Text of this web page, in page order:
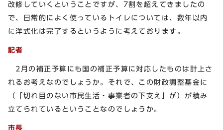
改修していくということですが、7割を超えてきましたの
で、日常的によく使っているトイレについては、数年以内
に洋式化は完了するというように考えております。
記者
2月の補正予算にも国の補正予算に対応したものは計上さ
れるお考えなのでしょうか。それで、この財政調整基金に
（「切れ目のない市民生活・事業者の下支え」が）が積み
立てられているということなのでしょうか。
市長